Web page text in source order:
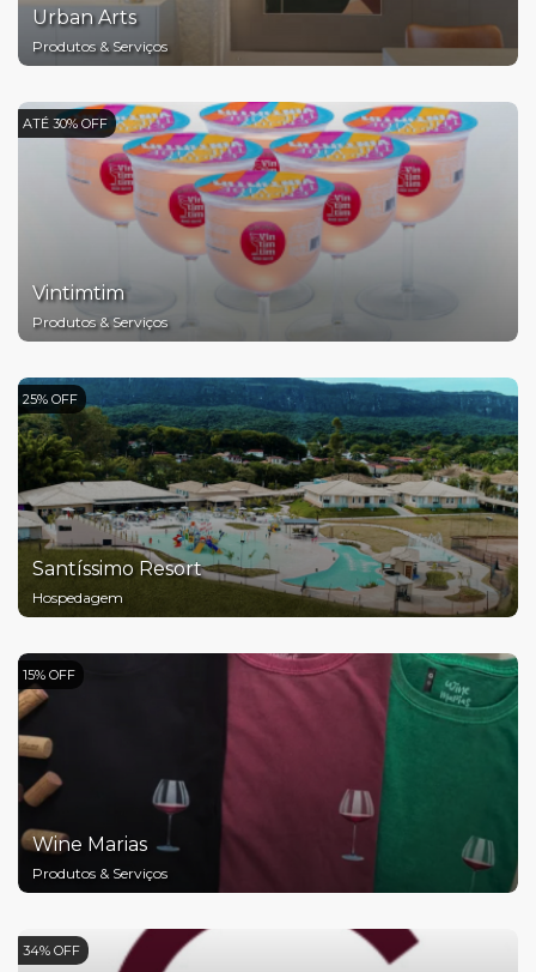
Urban Arts
Produtos & Serviços
ATÉ 30% OFF
Vintimtim
Produtos & Serviços
25% OFF
Santíssimo Resort
Hospedagem
15% OFF
Wine Marias
Produtos & Serviços
34% OFF